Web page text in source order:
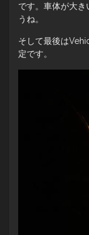
です。車体が大き
うね。
そして最後は
定です。